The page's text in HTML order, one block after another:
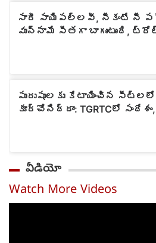
వీడియో
Watch More Videos